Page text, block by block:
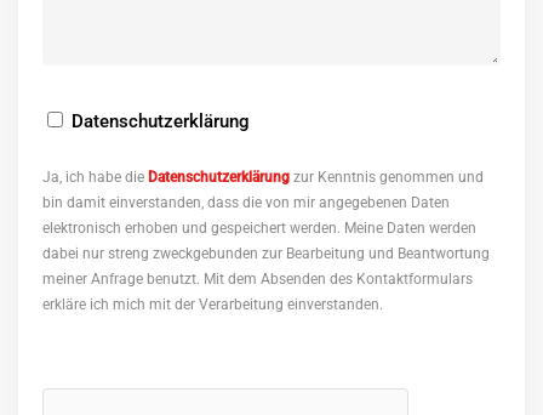
Datenschutzerklärung
Ja, ich habe die Datenschutzerklärung zur Kenntnis genommen und
bin damit einverstanden, dass die von mir angegebenen Daten
elektronisch erhoben und gespeichert werden. Meine Daten werden
dabei nur streng zweckgebunden zur Bearbeitung und Beantwortung
meiner Anfrage benutzt. Mit dem Absenden des Kontaktformulars
erkläre ich mich mit der Verarbeitung einverstanden.